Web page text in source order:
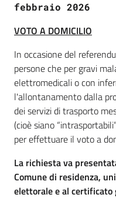
febbraio 2026
VOTO A DOMICILIO
In occasione del
persone che per gravi
elettromedicali o con
l'allontanamento dalla
dei servizi di trasporto
(cioè siano
per effettuare il voto a
La richiesta va
Comune di residenza,
elettorale e al